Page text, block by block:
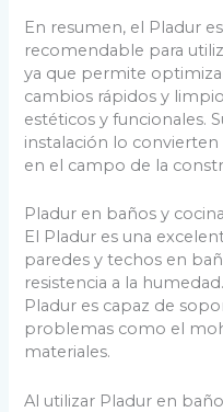
En resumen, el Pladur
recomendable para
ya que permite
cambios rápidos y
estéticos y funcionales.
instalación lo
en el campo de la
Pladur en baños y
El Pladur es una
paredes y techos en
resistencia a la
Pladur es capaz de
problemas como el
materiales.
Al utilizar Pladur en